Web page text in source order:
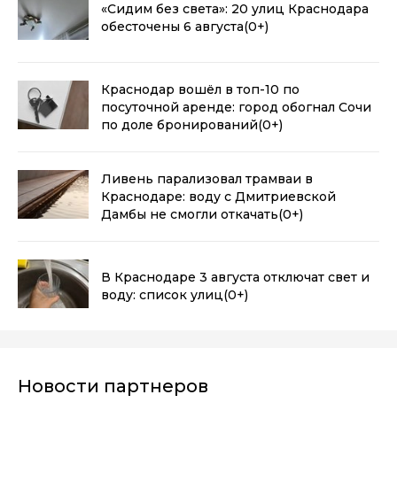
«Сидим без света»: 20 улиц Краснодара
обесточены 6 августа(0+)
Краснодар вошёл в топ-10 по
посуточной аренде: город обогнал Сочи
по доле бронирований(0+)
Ливень парализовал трамваи в
Краснодаре: воду с Дмитриевской
Дамбы не смогли откачать(0+)
В Краснодаре 3 августа отключат свет и
воду: список улиц(0+)
Новости партнеров